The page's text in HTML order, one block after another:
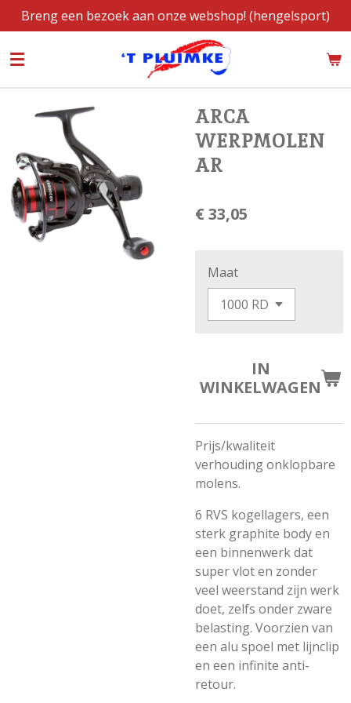
direct
naar
Breng een bezoek aan onze webshop! (hengelsport)
ARCA
WERPMOLEN
AR
€ 33,05
Maat
IN
WINKELWAGEN
Prijs/kwaliteit
verhouding onklopbare
molens.
6 RVS kogellagers, een
sterk graphite body en
een binnenwerk dat
super vlot en zonder
veel weerstand zijn werk
doet, zelfs onder zware
belasting. Voorzien van
een alu spoel met lijnclip
en een infinite anti-
retour.